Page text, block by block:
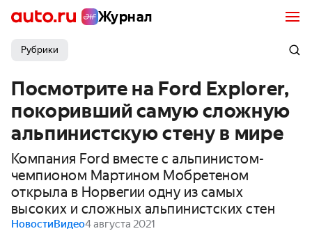
Журнал
Рубрики
Посмотрите на Ford Explorer,
покоривший самую сложную
альпинистскую стену в мире
Компания Ford вместе с альпинистом-
чемпионом Мартином Мобретеном
открыла в Норвегии одну из самых
высоких и сложных альпинистских стен
НовостиВидео4 августа 2021